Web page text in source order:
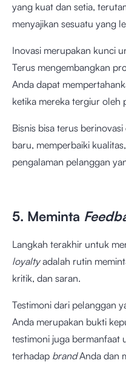
yang kuat dan setia,
menyajikan sesuatu yang
Inovasi merupakan kunci
Terus mengembangkan
Anda dapat
ketika mereka tergiur oleh
Bisnis bisa terus
baru, memperbaiki
pengalaman pelanggan
5. Meminta
Langkah terakhir untuk
loyaltyadalah rutin
kritik, dan saran.
Testimoni dari pelanggan
Anda merupakan bukti
testimoni juga bermanfaat
terhadap brandAnda dan